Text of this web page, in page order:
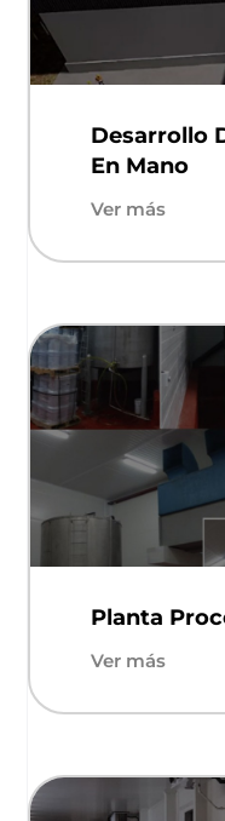
Desarrollo
En Mano
Ver más
Planta
Ver más